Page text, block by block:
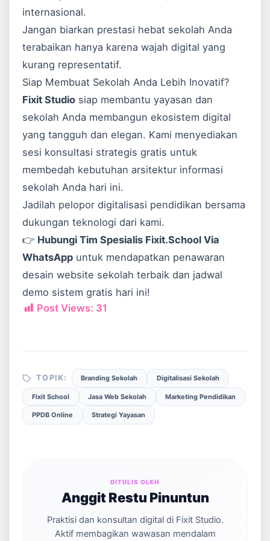
internasional.
Jangan biarkan prestasi hebat sekolah Anda
terabaikan hanya karena wajah digital yang
kurang representatif.
Siap Membuat Sekolah Anda Lebih Inovatif?
Fixit Studio siap membantu yayasan dan
sekolah Anda membangun ekosistem digital
yang tangguh dan elegan. Kami menyediakan
sesi konsultasi strategis gratis untuk
membedah kebutuhan arsitektur informasi
sekolah Anda hari ini.
Jadilah pelopor digitalisasi pendidikan bersama
dukungan teknologi dari kami.
👉 Hubungi Tim Spesialis Fixit.School Via
WhatsApp untuk mendapatkan penawaran
desain website sekolah terbaik dan jadwal
demo sistem gratis hari ini!
Post Views: 31
TOPIK: Branding Sekolah Digitalisasi Sekolah
Fixit School Jasa Web Sekolah Marketing Pendidikan
PPDB Online Strategi Yayasan
DITULIS OLEH
Anggit Restu Pinuntun
Praktisi dan konsultan digital di Fixit Studio.
Aktif membagikan wawasan mendalam